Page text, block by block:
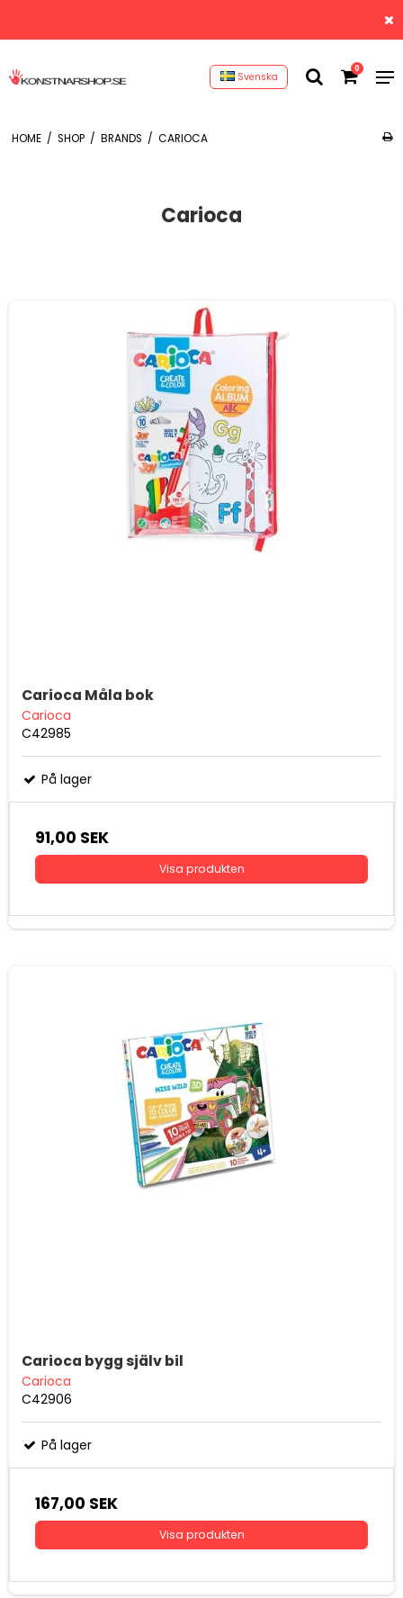
Svenska
0
HOME / SHOP / BRANDS / CARIOCA
Carioca
Carioca Måla bok
Carioca
C42985
På lager
91,00 SEK
Visa produkten
Carioca bygg själv bil
Carioca
C42906
På lager
167,00 SEK
Visa produkten